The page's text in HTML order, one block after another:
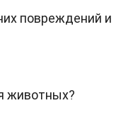
повреждений и
животных?